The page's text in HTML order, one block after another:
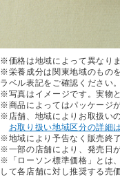
※価格は地域によって異なりま
※栄養成分は関東地域のもの
ラベル表記をご確認ください。
※写真はイメージです。実物
※商品によってはパッケージ
※店舗、地域によりお取扱い
お取り扱い地域区分の詳細
※地域により予告なく販売終
※一部の店舗により、発売日
※「ローソン標準価格」とは
して各店舗に対し推奨する売